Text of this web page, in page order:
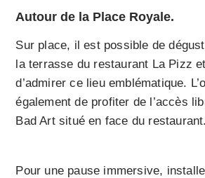
Autour de la Place Royale.
Sur place, il est possible de
la terrasse du restaurant La Pizz
d’admirer ce lieu emblématique.
également de profiter de l’accès
Bad Art situé en face du restaurant.
Pour une pause immersive,